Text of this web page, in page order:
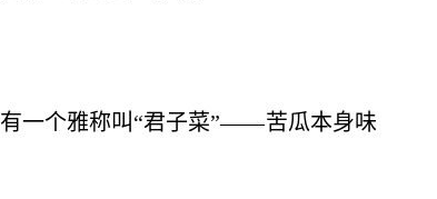
一个雅称叫“君子菜”——苦瓜本身味